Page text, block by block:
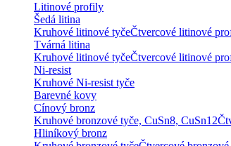
Litinové profily
Šedá litina
Kruhové litinové tyčeČtvercové litinové
Tvárná litina
Kruhové litinové tyčeČtvercové litinové
Ni-resist
Kruhové Ni-resist tyče
Barevné kovy
Cínový bronz
Kruhové bronzové tyče, CuSn8, CuSn12
Hliníkový bronz